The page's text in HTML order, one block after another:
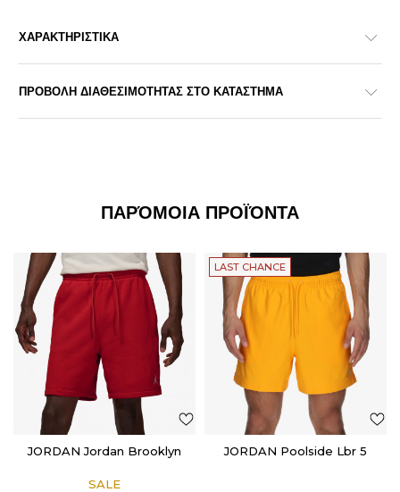
ΧΑΡΑΚΤΗΡΙΣΤΙΚΑ
ΠΡΟΒΟΛΗ ΔΙΑΘΕΣΙΜΟΤΗΤΑΣ ΣΤΟ ΚΑΤΑΣΤΗΜΑ
ΠΑΡΌΜΟΙΑ ΠΡΟΪΌΝΤΑ
JORDAN Jordan Brooklyn
SALE
LAST CHANCE
JORDAN Poolside Lbr 5